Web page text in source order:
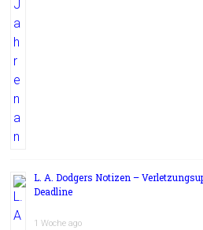
L. A. Dodgers Notizen –
Deadline
1 Woche ago